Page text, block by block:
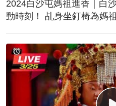
2024白沙屯媽祖進香｜白
動時刻！ 乩身坐釘椅為媽